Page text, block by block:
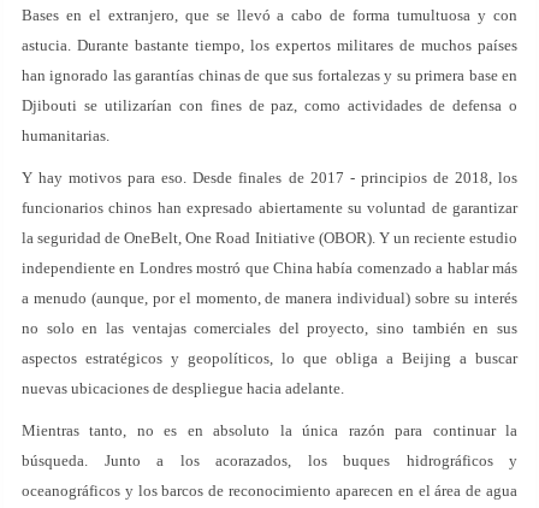
Bases en el extranjero, que se llevó a cabo de forma tumultuosa y con
astucia. Durante bastante tiempo, los expertos militares de muchos países
han ignorado las garantías chinas de que sus fortalezas y su primera base en
Djibouti se utilizarían con fines de paz, como actividades de defensa o
humanitarias.
Y hay motivos para eso. Desde finales de 2017 - principios de 2018, los
funcionarios chinos han expresado abiertamente su voluntad de garantizar
la seguridad de OneBelt, One Road Initiative (OBOR). Y un reciente estudio
independiente en Londres mostró que China había comenzado a hablar más
a menudo (aunque, por el momento, de manera individual) sobre su interés
no solo en las ventajas comerciales del proyecto, sino también en sus
aspectos estratégicos y geopolíticos, lo que obliga a Beijing a buscar
nuevas ubicaciones de despliegue hacia adelante.
Mientras tanto, no es en absoluto la única razón para continuar la
búsqueda. Junto a los acorazados, los buques hidrográficos y
oceanográficos y los barcos de reconocimiento aparecen en el área de agua